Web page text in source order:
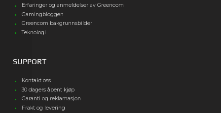
Erfaringer og anmeldelser av Greencom
Gamingbloggen
Greencom bakgrunnsbilder
Teknologi
SUPPORT
Kontakt oss
30 dagers åpent kjøp
Garanti og reklamasjon
Frakt og levering